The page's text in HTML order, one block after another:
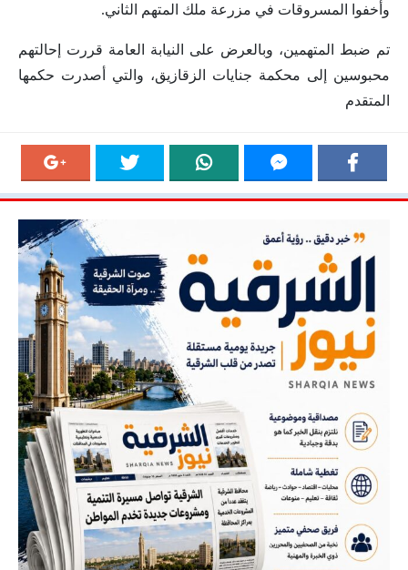
وأخفوا المسروقات في مزرعة ملك المتهم الثاني.
تم ضبط المتهمين، وبالعرض على النيابة العامة قررت إحالتهم
محبوسين إلى محكمة جنايات الزقازيق، والتي أصدرت حكمها
المتقدم